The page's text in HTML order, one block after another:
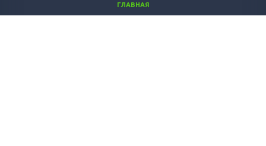
ГЛАВНАЯ